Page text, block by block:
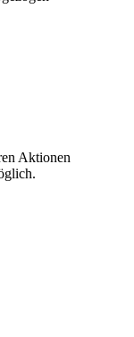
Aktionen